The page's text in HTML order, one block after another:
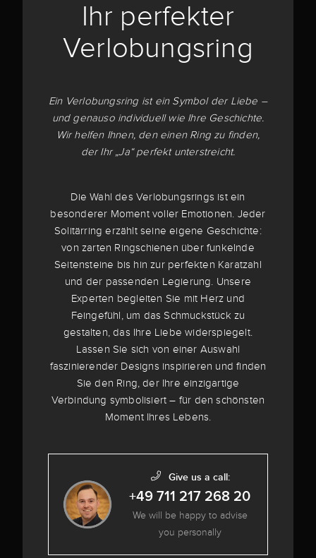
Ihr perfekter
Verlobungsring
Ein Verlobungsring ist ein Symbol der Liebe –
und genauso individuell wie Ihre Geschichte.
Wir helfen Ihnen, den einen Ring zu finden,
der Ihr „Ja“ perfekt unterstreicht.
Die Wahl des Verlobungsrings ist ein
besonderer Moment voller Emotionen. Jeder
Solitärring erzählt seine eigene Geschichte:
von zarten Ringschienen über funkelnde
Seitensteine bis hin zur perfekten Karatzahl
und der passenden Legierung. Unsere
Experten begleiten Sie mit Herz und
Feingefühl, um das Schmuckstück zu
gestalten, das Ihre Liebe widerspiegelt.
Lassen Sie sich von einer Auswahl
faszinierender Designs inspirieren und finden
Sie den Ring, der Ihre einzigartige
Verbindung symbolisiert – für den schönsten
Moment Ihres Lebens.
Give us a call:
+49 711 217 268 20
We will be happy to advise
you personally